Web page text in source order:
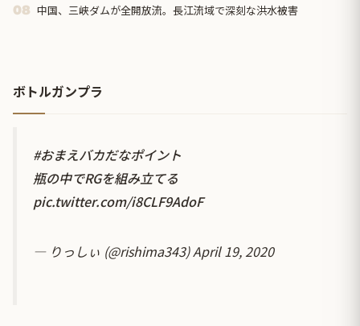
08 中国、三峡ダムが全開放流。長江流域で深刻な洪水被害
ボトルガンプラ
#おまえバカだなポイント
瓶の中でRGを組み立てる
pic.twitter.com/i8CLF9AdoF
— りっしぃ (@rishima343)April 19, 2020